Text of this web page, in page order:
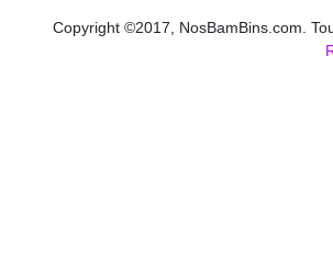
Copyright ©2017, NosBamBins.com.